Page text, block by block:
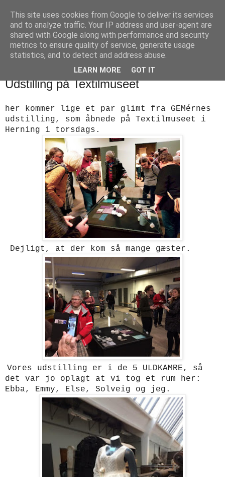
designstrik.dk
.... en side om en yndlingsbeskæftigelse: håndstrik
torsdag den 17. januar 2019
Udstilling på Textilmuseet
her kommer lige et par glimt fra GEMérnes
udstilling, som åbnede på Textilmuseet i
Herning i torsdags.
Dejligt, at der kom så mange gæster.
Vores udstilling er i de 5 ULDKAMRE, så
det var jo oplagt at vi tog et rum her:
Ebba, Emmy, Else, Solveig og jeg.
This site uses cookies from Google to deliver its services
and to analyze traffic. Your IP address and user-agent are
shared with Google along with performance and security
metrics to ensure quality of service, generate usage
statistics, and to detect and address abuse.
LEARN MORE GOT IT